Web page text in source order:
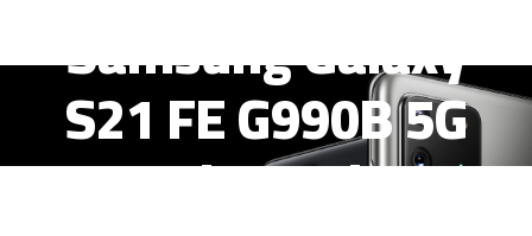
Samsung Galaxy
S21 FE G990B 5G
Flex Lcd